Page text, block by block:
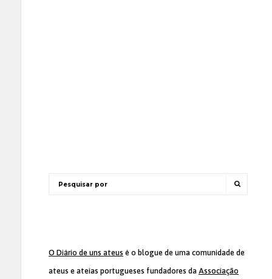
O Diário de uns ateus é o blogue de uma comunidade de
ateus e ateias portugueses fundadores da Associação